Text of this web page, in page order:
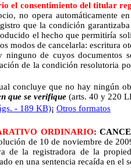
el consentimiento del titular
no opera automáticamente
que la condición
el hecho que permitiría
modos de cancelarla: escritura
ninguno de cuyos
de la condición resolutoria
que no hay ningún
que se verifique (arts. 40 y 220
- 189 KB)¡ Otros formatos
ORDINARIO:
de 10 de noviembre de
de la registradora de la
en una sentencia recaída en